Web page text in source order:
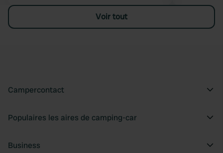
Voir tout
Campercontact
Populaires les aires de camping-car
Business